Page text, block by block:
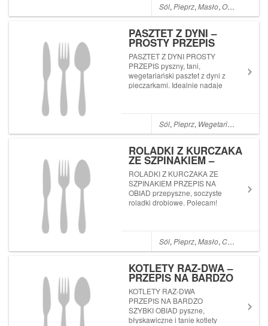
Subskrybujcie mój kanał
Przepisy Joli na YouTube
tutaj: PRZEPI...
Sól,Pieprz,Masło,Olej
PASZTET Z DYNI –
PROSTY PRZEPIS
PASZTET Z DYNI PROSTY
PRZEPIS pyszny, tani,
wegetariański pasztet z dyni z
pieczarkami. Idealnie nadaje
przegapić żadnego nowego
przepisu? Subskrybujcie mój
Sól,Pieprz, Wegetariańskie
ROLADKI Z KURCZAKA
ZE SZPINAKIEM –
PRZEPIS NA OBIAD
ROLADKI Z KURCZAKA ZE
SZPINAKIEM PRZEPIS NA
OBIAD przepyszne, soczyste
roladki drobiowe. Polecam!
kanał Przepisy Joli na
YouTube (wystarczy kliknąć
Sól,Pieprz,Masło,Czosnek
KOTLETY RAZ-DWA –
PRZEPIS NA BARDZO
SZYBKI OBIAD
KOTLETY RAZ-DWA
PRZEPIS NA BARDZO
SZYBKI OBIAD pyszne,
błyskawiczne i tanie kotlety